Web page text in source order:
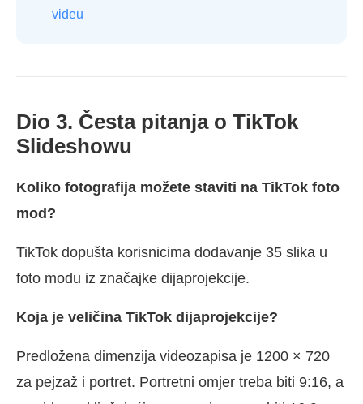
videu
Dio 3. Česta pitanja o TikTok
Slideshowu
Koliko fotografija možete staviti na TikTok foto
mod?
TikTok dopušta korisnicima dodavanje 35 slika u
foto modu iz značajke dijaprojekcije.
Koja je veličina TikTok dijaprojekcije?
Predložena dimenzija videozapisa je 1200 × 720
za pejzaž i portret. Portretni omjer treba biti 9:16, a